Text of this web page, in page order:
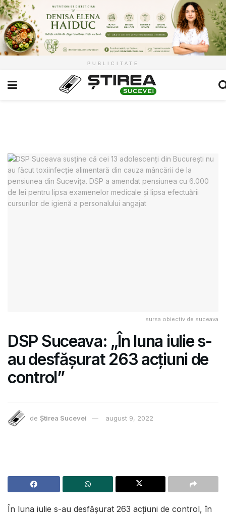
PUBLICITATE
sursa obiectiv de suceava
DSP Suceava: „În luna iulie s-
au desfășurat 263 acțiuni de
control”
de Știrea Sucevei august 9, 2022
În luna iulie s-au desfășurat 263 acțiuni de control, în